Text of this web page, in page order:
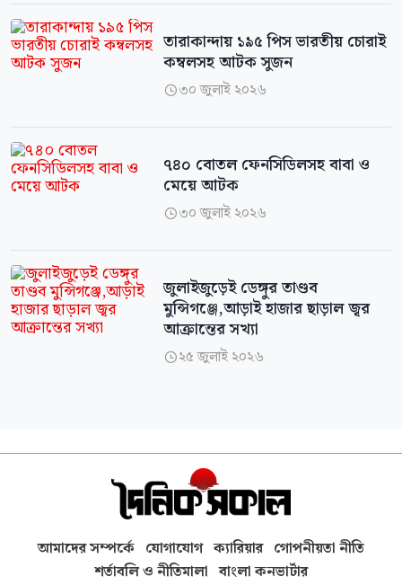
‎তারাকান্দায় ১৯৫ পিস ভারতীয় চোরাই
কম্বলসহ আটক সুজন
৩০ জুলাই ২০২৬
৭৪০ বোতল ফেনসিডিলসহ বাবা ও
মেয়ে আটক
৩০ জুলাই ২০২৬
জুলাইজুড়েই ডেঙ্গুর তাণ্ডব
মুন্সিগঞ্জে,আড়াই হাজার ছাড়াল জ্বর
আক্রান্তের সখ্যা
২৫ জুলাই ২০২৬
আমাদের সম্পর্কে যোগাযোগ ক্যারিয়ার গোপনীয়তা নীতি
শর্তাবলি ও নীতিমালা বাংলা কনভার্টার